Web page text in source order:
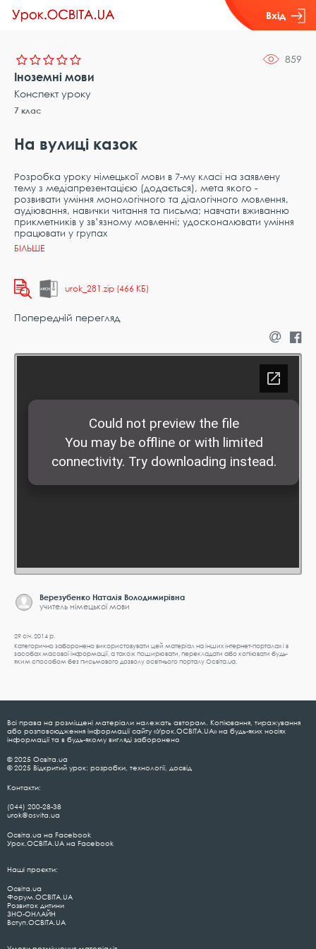
Вхід
859
Іноземні мови
Конспект уроку
7 клас
На вулиці казок
Розробка уроку німецької мови в 7-му класі на заявлену
тему з медіапрезентацією (додається), мета якого -
розвивати уміння монологічного та діалогічного мовлення,
аудіювання, навички читання та письма; навчати вживанню
прикметників у зв’язному мовленні; удосконалювати уміння
працювати у групах
urok_281.zip (466 КБ)
Попередній перегляд
Верезубенко Наталія Володимирівна
учитель німецької мови
29 січ. 2014 р.
Категорично заборонено використовувати цей матеріал на інших інтернет-порталах і в
засобах масової інформації, а також поширювати, перекладати або копіювати будь-
яким способом без письмового дозволу освітнього порталу Освіта.ua.
Всі права на розміщені матеріали належать авторам. Копіювання, тиражування
або розповсюдження інформації сайту «Урок.ОСВІТА.UA» на будь-яких носіях
інформації та в будь-якому вигляді заборонено
© 2025 Освіта.ua
© 2025 Відкритий урок: розробки, технології, досвід
Контакти:
(044) 200-28-38
urok@osvita.ua
Освіта.ua на Facebook
Урок.ОСВІТА.UA на Facebook
Наші проєкти:
Освіта.ua
Форум.ОСВІТА.UA
Розвиток дитини
ЗНО-ОНЛАЙН
Вступ.ОСВІТА.UA